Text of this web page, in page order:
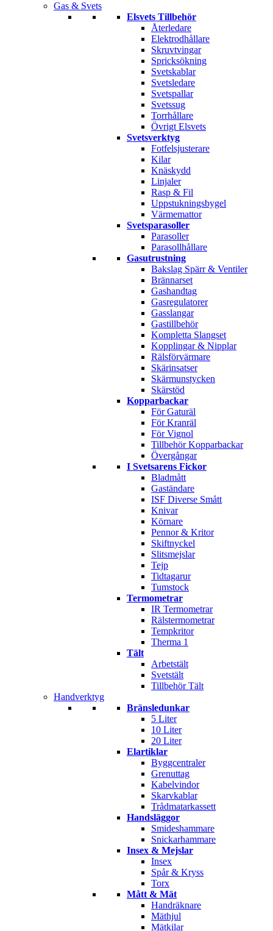
Gas & Svets
Elsvets Tillbehör
Återledare
Elektrodhållare
Skruvtvingar
Spricksökning
Svetskablar
Svetsledare
Svetspallar
Svetssug
Torrhållare
Övrigt Elsvets
Svetsverktyg
Fotfelsjusterare
Kilar
Knäskydd
Linjaler
Rasp & Fil
Uppstukningsbygel
Värmemattor
Svetsparasoller
Parasoller
Parasollhållare
Gasutrustning
Bakslag Spärr & Ventiler
Brännarset
Gashandtag
Gasregulatorer
Gasslangar
Gastillbehör
Kompletta Slangset
Kopplingar & Nipplar
Rälsförvärmare
Skärinsatser
Skärmunstycken
Skärstöd
Kopparbackar
För Gaturäl
För Kranräl
För Vignol
Tillbehör Kopparbackar
Övergångar
I Svetsarens Fickor
Bladmått
Gaständare
ISF Diverse Smått
Knivar
Körnare
Pennor & Kritor
Skiftnyckel
Slitsmejslar
Tejp
Tidtagarur
Tumstock
Termometrar
IR Termometrar
Rälstermometrar
Tempkritor
Therma 1
Tält
Arbetstält
Svetstält
Tillbehör Tält
Handverktyg
Bränsledunkar
5 Liter
10 Liter
20 Liter
Elartiklar
Byggcentraler
Grenuttag
Kabelvindor
Skarvkablar
Trådmatarkassett
Handsläggor
Smideshammare
Snickarhammare
Insex & Mejslar
Insex
Spår & Kryss
Torx
Mått & Mät
Handräknare
Mäthjul
Mätkilar